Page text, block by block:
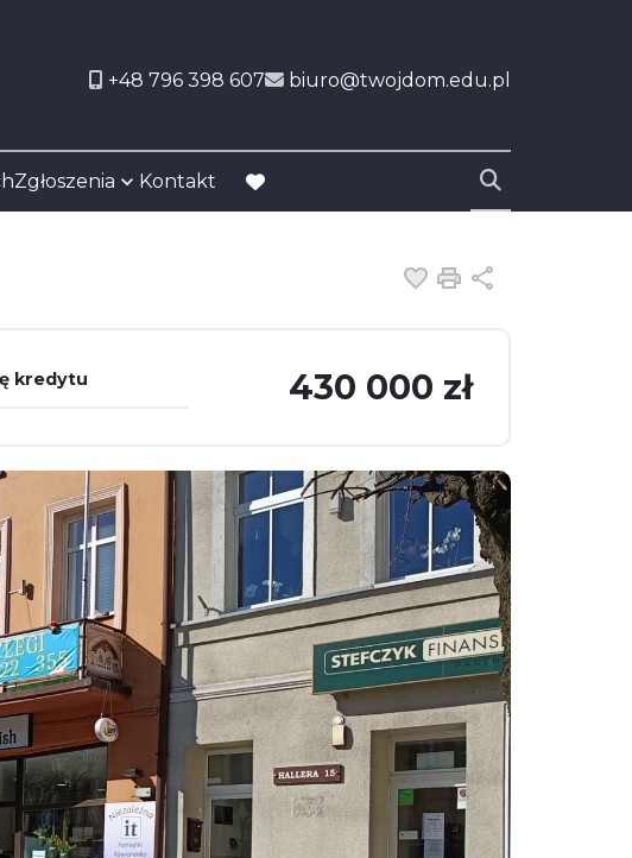
+48 796 398 607 biuro@twojdom.edu.pl
Zgłoszenia Kontakt
favorite
Dodaj do
Drukuj
kredytu 430 000 zł